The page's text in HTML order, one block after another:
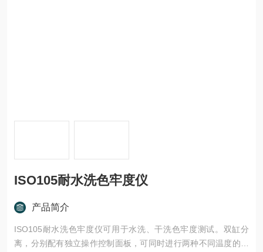
ISO105耐水洗色牢度仪
产品简介
ISO105耐水洗色牢度仪可用于水洗、干洗色牢度测试。双缸分
离，分别配有独立操作控制面板，可同时进行两种不同温度的实